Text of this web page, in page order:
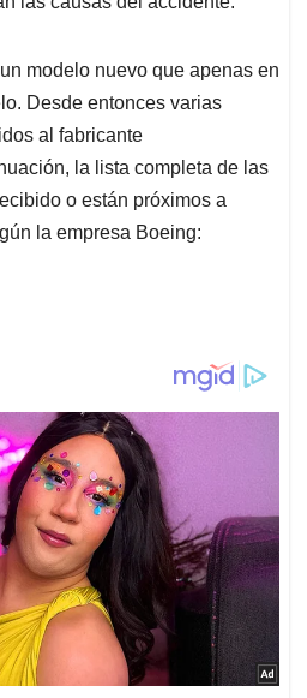
modelo nuevo que apenas en
Desde entonces varias
al fabricante
la lista completa de las
o están próximos a
la empresa Boeing: